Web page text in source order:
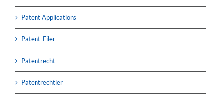
Patent Applications
Patent-Filer
Patentrecht
Patentrechtler